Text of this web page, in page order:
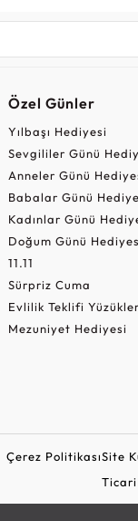
Özel Günler
Yılbaşı Hediyesi
Sevgililer Günü
Anneler Günü
Babalar Günü
Kadınlar Günü
Doğum Günü
11.11
Sürpriz Cuma
Evlilik Teklifi
Mezuniyet Hediyesi
Çerez PolitikasıSite
Ticari